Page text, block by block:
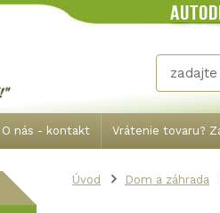
O nás - kontakt Vrátenie tovaru?
Úvod Dom a záhrada